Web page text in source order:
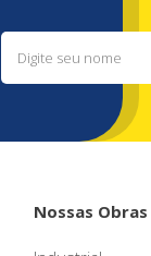
Nossas Obras